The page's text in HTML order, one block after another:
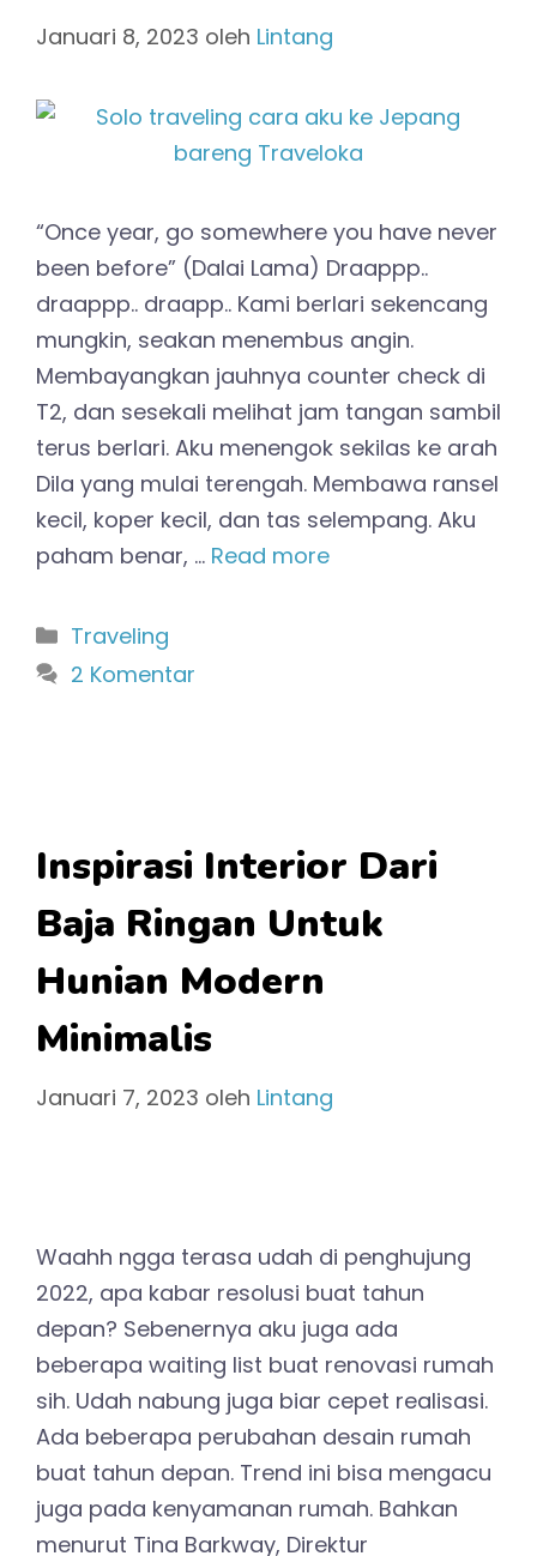
Januari 8, 2023 oleh Lintang
“Once year, go somewhere you have never
been before” (Dalai Lama) Draappp..
draappp.. draapp.. Kami berlari sekencang
mungkin, seakan menembus angin.
Membayangkan jauhnya counter check di
T2, dan sesekali melihat jam tangan sambil
terus berlari. Aku menengok sekilas ke arah
Dila yang mulai terengah. Membawa ransel
kecil, koper kecil, dan tas selempang. Aku
paham benar, … Read more
Kategori
Traveling
2 Komentar
Inspirasi Interior Dari
Baja Ringan Untuk
Hunian Modern
Minimalis
Januari 7, 2023 oleh Lintang
Waahh ngga terasa udah di penghujung
2022, apa kabar resolusi buat tahun
depan? Sebenernya aku juga ada
beberapa waiting list buat renovasi rumah
sih. Udah nabung juga biar cepet realisasi.
Ada beberapa perubahan desain rumah
buat tahun depan. Trend ini bisa mengacu
juga pada kenyamanan rumah. Bahkan
menurut Tina Barkway, Direktur